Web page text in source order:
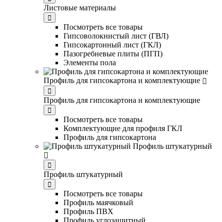
Листовые материалы
Посмотреть все товары
Гипсоволокнистый лист (ГВЛ)
Гипсокартонный лист (ГКЛ)
Пазогребневые плиты (ПГП)
Элементы пола
Профиль для гипсокартона и комплектующие
Профиль для гипсокартона и комплектующие
Посмотреть все товары
Комплектующие для профиля ГКЛ
Профиль для гипсокартона
Профиль штукатурный
Профиль штукатурный
Посмотреть все товары
Профиль маячковый
Профиль ПВХ
Профиль углозащитный